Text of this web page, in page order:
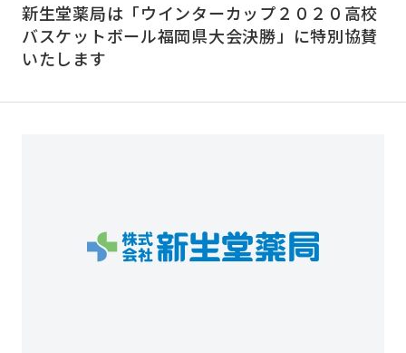
新生堂薬局は「ウインターカップ２０２０高校
バスケットボール福岡県大会決勝」に特別協賛
いたします